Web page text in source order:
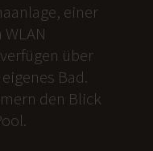
einer
über
Bad.
den Blick